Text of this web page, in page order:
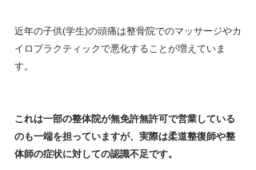
近年の子供(学生)の頭痛は整骨院でのマッサージやカ
イロプラクティックで悪化することが増えていま
す。
これは一部の整体院が無免許無許可で営業している
のも一端を担っていますが、実際は柔道整復師や整
体師の症状に対しての認識不足です。